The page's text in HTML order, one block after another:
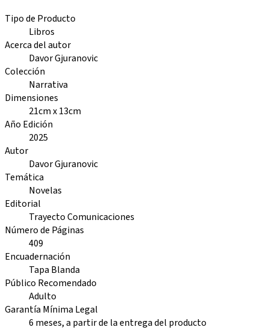
Tipo de Producto
Libros
Acerca del autor
Davor Gjuranovic
Colección
Narrativa
Dimensiones
21cm x 13cm
Año Edición
2025
Autor
Davor Gjuranovic
Temática
Novelas
Editorial
Trayecto Comunicaciones
Número de Páginas
409
Encuadernación
Tapa Blanda
Público Recomendado
Adulto
Garantía Mínima Legal
6 meses, a partir de la entrega del producto